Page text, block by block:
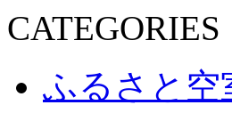
CATEGORIES
ふるさと空